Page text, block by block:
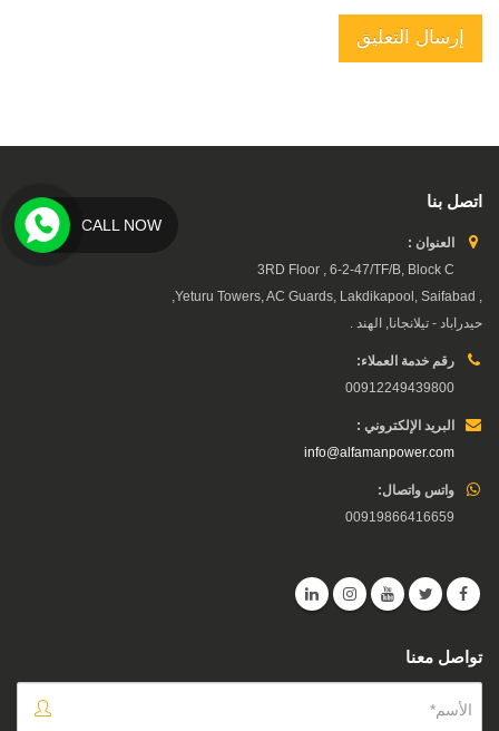
اتصل بنا
العنوان :
3RD Floor , 6-2-47/TF/B, Block C
حيدراباد - تيلانجانا, الهند .
رقم خدمة العملاء:
00912249439800
البريد الإلكتروني :
info@alfamanpower.com
واتس واتصال:
00919866416659
تواصل معنا
CALL NOW